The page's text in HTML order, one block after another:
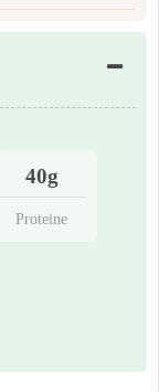
40g
Proteine